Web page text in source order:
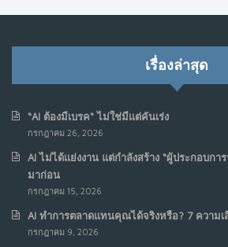
รัฐอาจเป็นจุดเริ่มต้นของ “ขบวนการ
6
7
เมื่อรัฐบาลเริ่มคิดแบบแพลตฟอร์ม :
ราชการไปตลอดกาล
เรื่องล่าสุด
“AI ต้องมีเบรค“ ไม่ใช่มีแต่คันเร่ง
กรกฎาคม 26, 2026
AI ไม่ได้แย่งงาน แต่กำลังสร้าง “ผู้ประกอบกา
มาก่อน
กรกฎาคม 15, 2026
AI ทำการตลาดแทนคุณได้จริงหรือ? 7 ความ
กรกฎาคม 9, 2026